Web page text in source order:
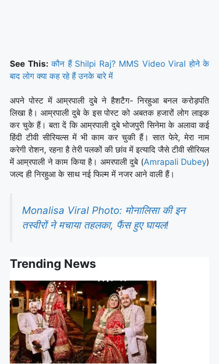
See This: कौन हैं Shilpi Raj? MMS Video Viral होने के
बाद लोग क्या कह रहे हैं उनके बारे में
अपने पोस्ट में आम्रपाली दुबे ने हैशटैग- निरहुआ बनल करोड़पति
लिखा है। आम्रपाली दुबे के इस पोस्ट को अबतक हजारों लोग लाइक
कर चुके हैं। बता दें कि आम्रपाली दुबे भोजपुरी सिनेमा के अलावा कई
हिंदी टीवी सीरियल्स में भी काम कर चुकी हैं। सात फेरे, मेरा नाम
करेगी रोशन, रहना है तेरी पलकों की छांव में इत्यादि जैसे टीवी सीरियल
में आम्रपाली ने काम किया है। अमरपाली दुबे (Amrapali Dubey)
जल्द ही निरहुआ के साथ नई फिल्म में नजर आने वाली हैं।
Monalisa Viral Photo: मोनालिसा की इन
तस्वीरों ने मचाया तहलका, फैंस हुए घायल!
Trending News